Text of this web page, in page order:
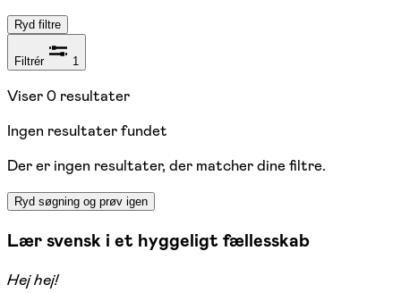
Ryd filtre
Filtrér 1
Viser0 resultater
Ingen resultater fundet
Der er ingen resultater, der matcher dine filtre.
Ryd søgning og prøv igen
Lær svensk i et hyggeligt fællesskab
Hej hej!